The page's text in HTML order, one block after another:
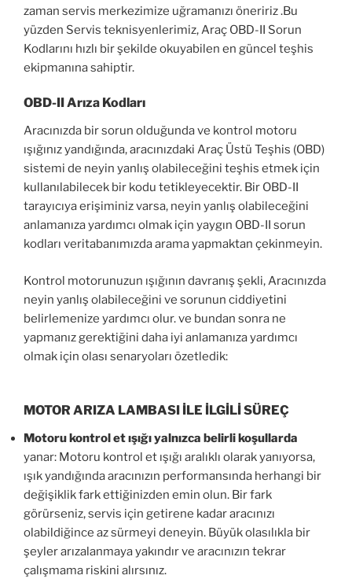
zaman servis merkezimize uğramanızı öneririz .Bu
yüzden Servis teknisyenlerimiz, Araç OBD-II Sorun
Kodlarını hızlı bir şekilde okuyabilen en güncel teşhis
ekipmanına sahiptir.
OBD-II Arıza Kodları
Aracınızda bir sorun olduğunda ve kontrol motoru
ışığınız yandığında, aracınızdaki Araç Üstü Teşhis (OBD)
sistemi de neyin yanlış olabileceğini teşhis etmek için
kullanılabilecek bir kodu tetikleyecektir. Bir OBD-II
tarayıcıya erişiminiz varsa, neyin yanlış olabileceğini
anlamanıza yardımcı olmak için yaygın OBD-II sorun
kodları veritabanımızda arama yapmaktan çekinmeyin.
Kontrol motorunuzun ışığının davranış şekli, Aracınızda
neyin yanlış olabileceğini ve sorunun ciddiyetini
belirlemenize yardımcı olur. ve bundan sonra ne
yapmanız gerektiğini daha iyi anlamanıza yardımcı
olmak için olası senaryoları özetledik:
MOTOR ARIZA LAMBASI İLE İLGİLİ SÜREÇ
Motoru kontrol et ışığı yalnızca belirli koşullarda
yanar: Motoru kontrol et ışığı aralıklı olarak yanıyorsa,
ışık yandığında aracınızın performansında herhangi bir
değişiklik fark ettiğinizden emin olun. Bir fark
görürseniz, servis için getirene kadar aracınızı
olabildiğince az sürmeyi deneyin. Büyük olasılıkla bir
şeyler arızalanmaya yakındır ve aracınızın tekrar
çalışmama riskini alırsınız.